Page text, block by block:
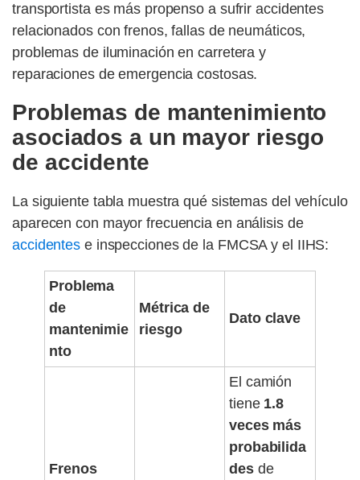
transportista es más propenso a sufrir accidentes
relacionados con frenos, fallas de neumáticos,
problemas de iluminación en carretera y
reparaciones de emergencia costosas.
Problemas de mantenimiento
asociados a un mayor riesgo
de accidente
La siguiente tabla muestra qué sistemas del vehículo
aparecen con mayor frecuencia en análisis de
accidentes e inspecciones de la FMCSA y el IIHS:
Problema
de
mantenimie
nto
Métrica de
riesgo
Dato clave
Frenos
El camión
tiene 1.8
veces más
probabilida
desde